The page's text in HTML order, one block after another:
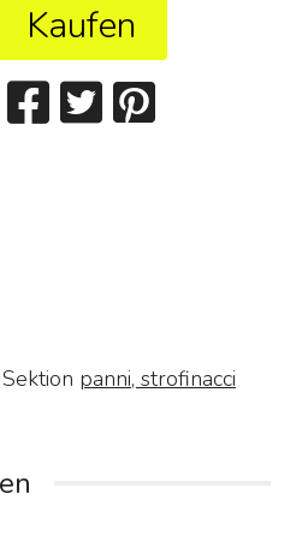
Kaufen
panni, strofinacci